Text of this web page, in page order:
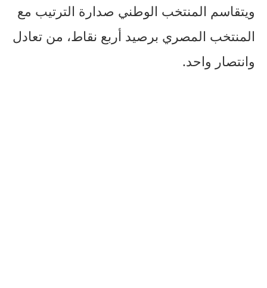
ويتقاسم المنتخب الوطني صدارة الترتيب مع
المنتخب المصري برصيد أربع نقاط، من تعادل
وانتصار واحد.